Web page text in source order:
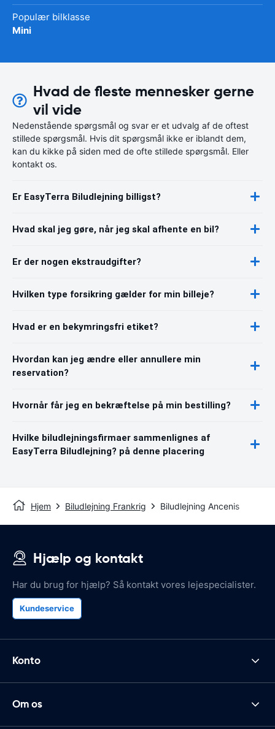
Populær bilklasse
Mini
Hvad de fleste mennesker gerne
vil vide
Nedenstående spørgsmål og svar er et udvalg af de oftest
stillede spørgsmål. Hvis dit spørgsmål ikke er iblandt dem,
kan du kikke på siden med de ofte stillede spørgsmål. Eller
kontakt os.
Er EasyTerra Biludlejning billigst?
Hvad skal jeg gøre, når jeg skal afhente en bil?
Er der nogen ekstraudgifter?
Hvilken type forsikring gælder for min billeje?
Hvad er en bekymringsfri etiket?
Hvordan kan jeg ændre eller annullere min
reservation?
Hvornår får jeg en bekræftelse på min bestilling?
Hvilke biludlejningsfirmaer sammenlignes af
EasyTerra Biludlejning? på denne placering
Hjem Biludlejning Frankrig Biludlejning Ancenis
Hjælp og kontakt
Har du brug for hjælp? Så kontakt vores lejespecialister.
Kundeservice
Konto
Om os